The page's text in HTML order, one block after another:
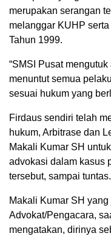
merupakan serangan
melanggar KUHP
Tahun 1999.
“SMSI Pusat
menuntut semua
sesuai hukum yang
Firdaus sendiri telah
hukum, Arbitrase dan
Makali Kumar SH
advokasi dalam kasus
tersebut, sampai tuntas.
Makali Kumar SH
Advokat/Pengacara,
mengatakan, dirinya